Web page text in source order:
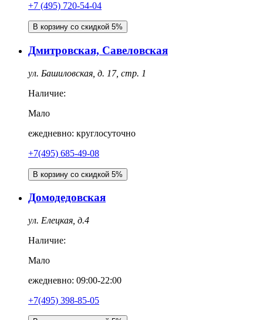
‎+7 (495) 720-54-04
В корзину со скидкой 5%
Дмитровская, Савеловская
ул. Башиловская, д. 17, стр. 1
Наличие:
Мало
ежедневно: круглосуточно
+7(495) 685-49-08
В корзину со скидкой 5%
Домодедовская
ул. Елецкая, д.4
Наличие:
Мало
ежедневно: 09:00-22:00
+7(495) 398-85-05